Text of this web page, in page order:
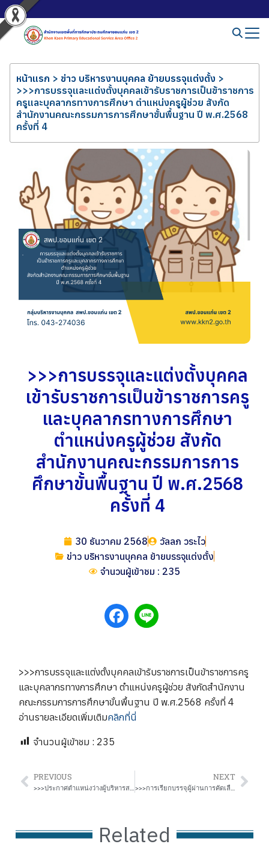
หน้าแรก > ข่าว บริหารงานบุคคล ย้ายบรรจุแต่งตั้ง >
>>>การบรรจุและแต่งตั้งบุคคลเข้ารับราชการเป็นข้าราชการ
ครูและบุคลากรทางการศึกษา ตำแหน่งครูผู้ช่วย สังกัด
สำนักงานคณะกรรมการการศึกษาขั้นพื้นฐาน ปี พ.ศ.2568
ครั้งที่ 4
>>>การบรรจุและแต่งตั้งบุคคล
เข้ารับราชการเป็นข้าราชการครู
และบุคลากรทางการศึกษา
ตำแหน่งครูผู้ช่วย สังกัด
สำนักงานคณะกรรมการการ
ศึกษาขั้นพื้นฐาน ปี พ.ศ.2568
ครั้งที่ 4
30 ธันวาคม 2568
วัลลภ วระไว
ข่าว บริหารงานบุคคล ย้ายบรรจุแต่งตั้ง
จำนวนผู้เข้าชม : 235
>>>การบรรจุและแต่งตั้งบุคคลเข้ารับราชการเป็นข้าราชการครู
และบุคลากรทางการศึกษา ตำแหน่งครูผู้ช่วย สังกัดสำนักงาน
คณะกรรมการการศึกษาขั้นพื้นฐาน ปี พ.ศ.2568 ครั้งที่ 4
อ่านรายละเอียดเพิ่มเติมคลิกที่นี่
จำนวนผู้เข้าชม : 235
PREVIOUS NEXT
Related